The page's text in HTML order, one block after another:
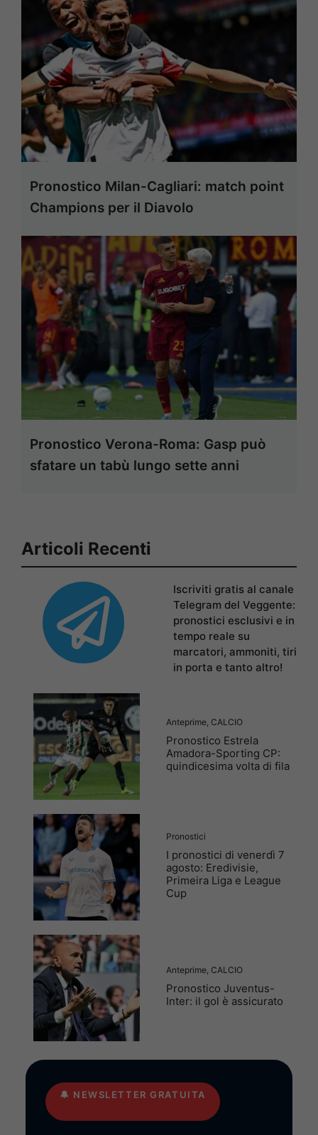
Pronostico Milan-Cagliari: match point
Champions per il Diavolo
Pronostico Verona-Roma: Gasp può
sfatare un tabù lungo sette anni
Articoli Recenti
Iscriviti gratis al canale
Telegram del Veggente:
pronostici esclusivi e in
tempo reale su
marcatori, ammoniti, tiri
in porta e tanto altro!
Anteprime, CALCIO
Pronostico Estrela
Amadora-Sporting CP:
quindicesima volta di fila
Pronostici
I pronostici di venerdì 7
agosto: Eredivisie,
Primeira Liga e League
Cup
Anteprime, CALCIO
Pronostico Juventus-
Inter: il gol è assicurato
🔔 NEWSLETTER GRATUITA